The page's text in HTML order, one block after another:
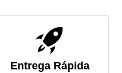
Entrega Rápida